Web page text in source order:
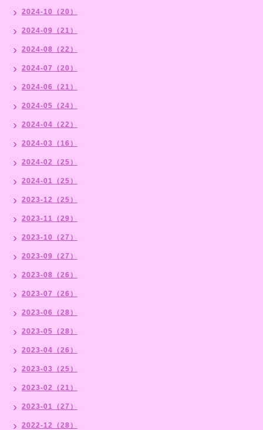
2024-10（20）
2024-09（21）
2024-08（22）
2024-07（20）
2024-06（21）
2024-05（24）
2024-04（22）
2024-03（16）
2024-02（25）
2024-01（25）
2023-12（25）
2023-11（29）
2023-10（27）
2023-09（27）
2023-08（26）
2023-07（26）
2023-06（28）
2023-05（28）
2023-04（26）
2023-03（25）
2023-02（21）
2023-01（27）
2022-12（28）